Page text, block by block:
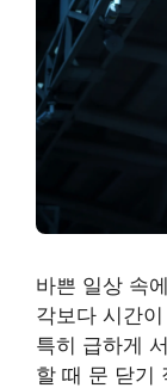
바쁜 일상 속
각보다 시간
특히 급하게
할 때 문 닫기